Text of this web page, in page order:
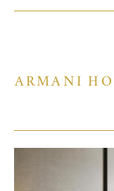
ARMANI